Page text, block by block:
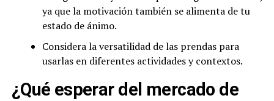
ya que la motivación también se alimenta de tu
estado de ánimo.
Considera la versatilidad de las prendas para
usarlas en diferentes actividades y contextos.
¿Qué esperar del mercado de